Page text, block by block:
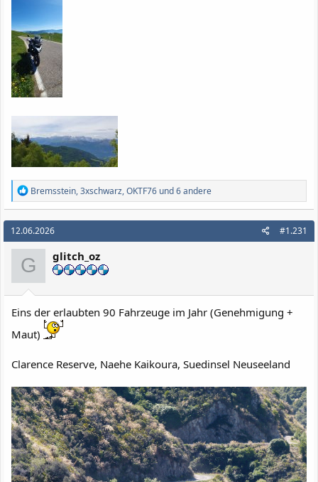
R
e
a
k
t
i
o
n
e
n
Bremsstein,3xschwarz,OKTF76 und 6 andere
12.06.2026 #1.231
G glitch_oz
Eins der erlaubten 90 Fahrzeuge im Jahr (Genehmigung +
Maut)
Clarence Reserve, Naehe Kaikoura, Suedinsel Neuseeland